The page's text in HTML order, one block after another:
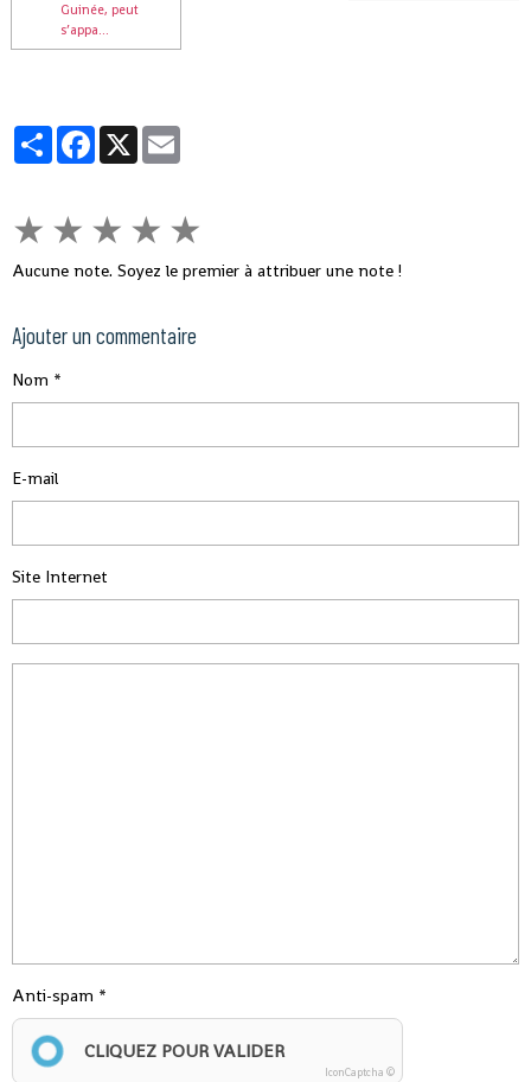
Guinée, peut
s’appa...
PartagerFacebook
X
★ ★ ★ ★ ★
Aucune note. Soyez le premier à attribuer une note !
Ajouter un commentaire
Nom
E-mail
Site Internet
Anti-spam
CLIQUEZ POUR VALIDER
IconCaptcha ©